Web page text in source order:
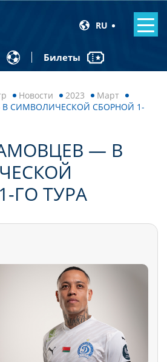
RU
Билеты
Новости 2023
Март
СИМВОЛИЧЕСКОЙ СБОРНОЙ 1-
— В
ГО ТУРА